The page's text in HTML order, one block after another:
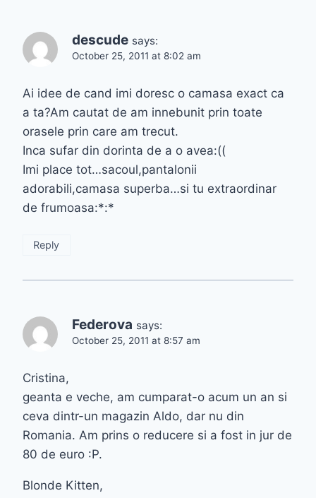
descude says:
October 25, 2011 at 8:02 am
Ai idee de cand imi doresc o camasa exact ca
a ta?Am cautat de am innebunit prin toate
orasele prin care am trecut.
Inca sufar din dorinta de a o avea:((
Imi place tot…sacoul,pantalonii
adorabili,camasa superba…si tu extraordinar
de frumoasa:*:*
Reply
Federova says:
October 25, 2011 at 8:57 am
Cristina,
geanta e veche, am cumparat-o acum un an si
ceva dintr-un magazin Aldo, dar nu din
Romania. Am prins o reducere si a fost in jur de
80 de euro :P.
Blonde Kitten,